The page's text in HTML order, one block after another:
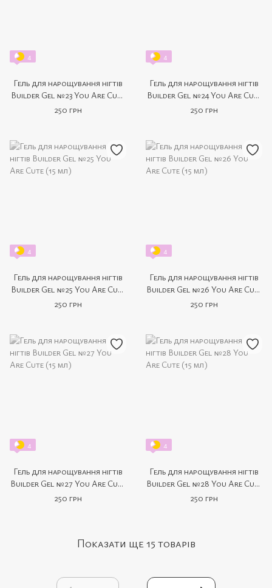
4
Гель для нарощування нігтів
Builder Gel №23 You Are Cute
(15 мл)
250 грн
4
Гель для нарощування нігтів
Builder Gel №24 You Are Cute
(15 мл)
250 грн
4
Гель для нарощування нігтів
Builder Gel №25 You Are Cute
(15 мл)
250 грн
4
Гель для нарощування нігтів
Builder Gel №26 You Are Cute
(15 мл)
250 грн
4
Гель для нарощування нігтів
Builder Gel №27 You Are Cute
(15 мл)
250 грн
4
Гель для нарощування нігтів
Builder Gel №28 You Are Cute
(15 мл)
250 грн
Показати ще 15 товарів